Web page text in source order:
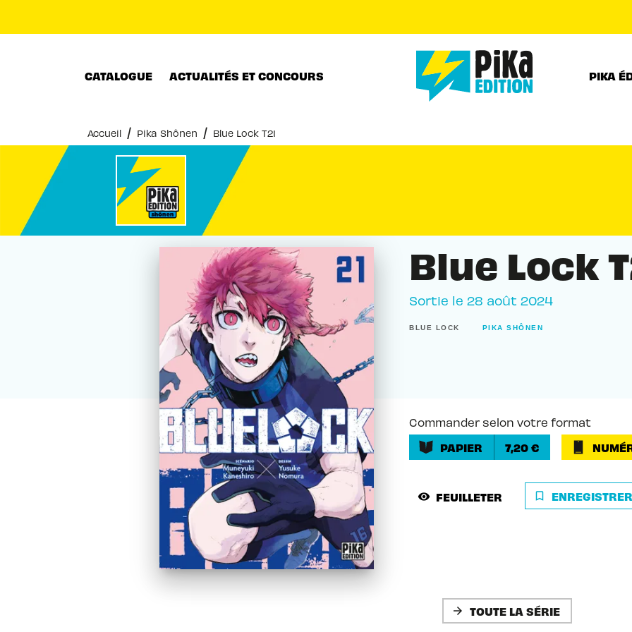
CATALOGUE ACTUALITÉS ET CONCOURS PIKA
Accueil / Pika Shônen / Blue Lock T21
Blue Lock
Sortie le 28 août 2024
BLUE LOCK PIKA SHÔNEN
Commander selon votre format
PAPIER
7,20 €
visibility FEUILLETER bookmark_border ENREGISTRER
arrow_forward TOUTE LA SÉRIE